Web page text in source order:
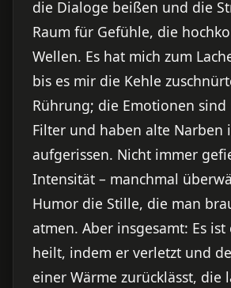
die Dialoge beißen und die
Raum für Gefühle, die
Wellen. Es hat mich zum
bis es mir die Kehle
Rührung; die Emotionen
Filter und haben alte Narben
aufgerissen. Nicht immer
Intensität – manchmal
Humor die Stille, die man
atmen. Aber insgesamt: Es
heilt, indem er verletzt und
einer Wärme zurücklässt, die